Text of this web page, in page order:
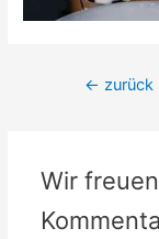
Beitrags-
← zurück
Wir